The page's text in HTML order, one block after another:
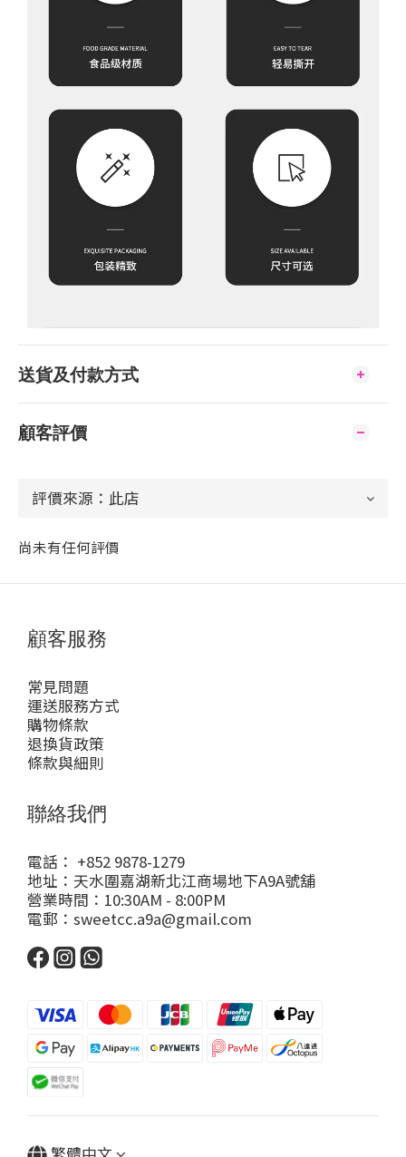
送貨及付款方式
顧客評價
尚未有任何評價
顧客服務
常見問題
運送服務方式
購物條款
退換貨政策
條款與細則
聯絡我們
電話： +852 9878-1279
地址：天水圍嘉湖新北江商場地下A9A號舖
營業時間：10:30AM - 8:00PM
電郵：sweetcc.a9a@gmail.com